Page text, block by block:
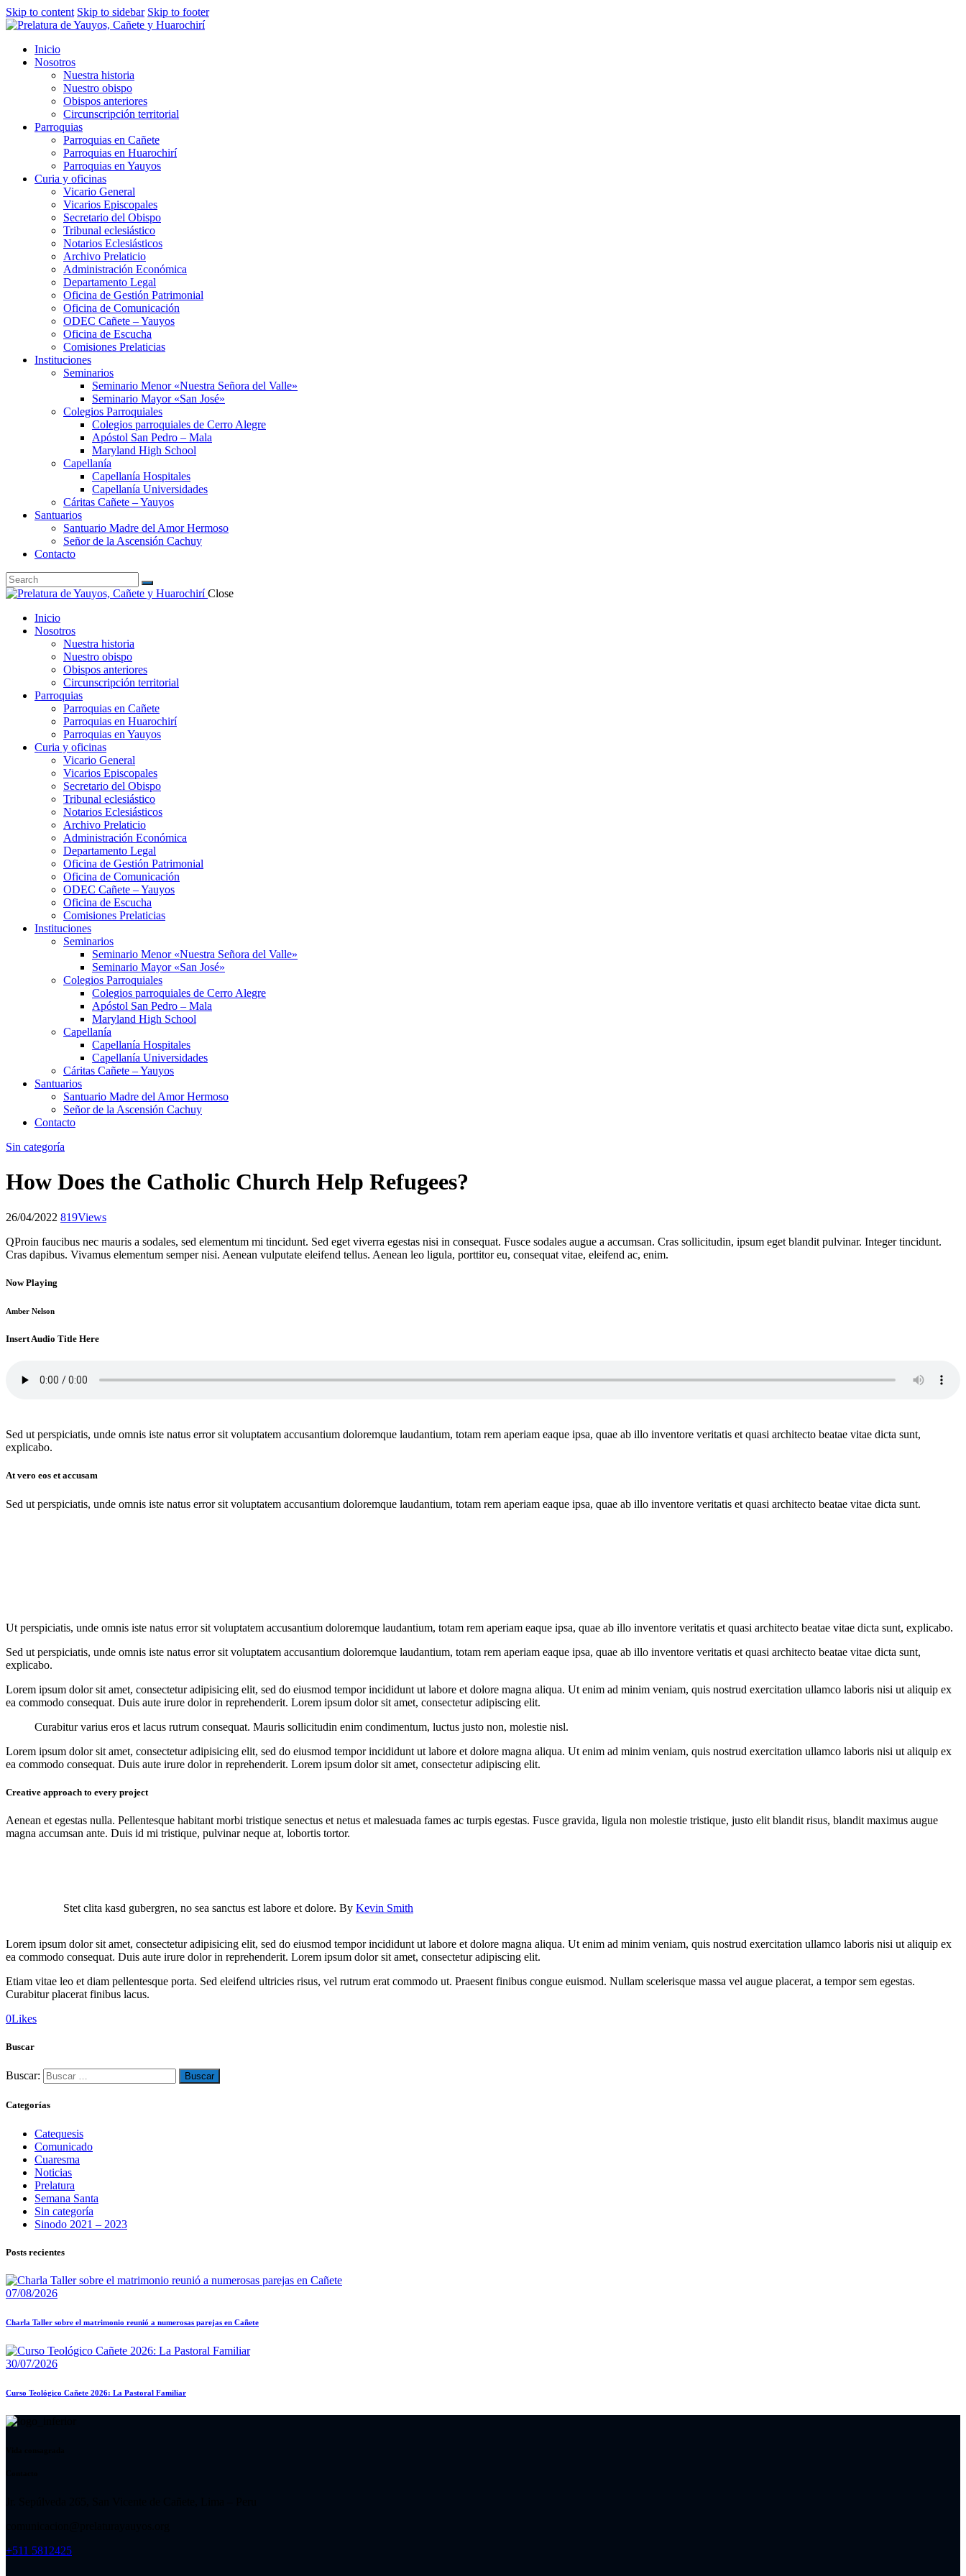
Skip to content Skip to sidebar Skip to footer
Inicio
Nosotros
Nuestra historia
Nuestro obispo
Obispos anteriores
Circunscripción territorial
Parroquias
Parroquias en Cañete
Parroquias en Huarochirí
Parroquias en Yauyos
Curia y oficinas
Vicario General
Vicarios Episcopales
Secretario del Obispo
Tribunal eclesiástico
Notarios Eclesiásticos
Archivo Prelaticio
Administración Económica
Departamento Legal
Oficina de Gestión Patrimonial
Oficina de Comunicación
ODEC Cañete – Yauyos
Oficina de Escucha
Comisiones Prelaticias
Instituciones
Seminarios
Seminario Menor «Nuestra Señora del Valle»
Seminario Mayor «San José»
Colegios Parroquiales
Colegios parroquiales de Cerro Alegre
Apóstol San Pedro – Mala
Maryland High School
Capellanía
Capellanía Hospitales
Capellanía Universidades
Cáritas Cañete – Yauyos
Santuarios
Santuario Madre del Amor Hermoso
Señor de la Ascensión Cachuy
Contacto
Close
Inicio
Nosotros
Nuestra historia
Nuestro obispo
Obispos anteriores
Circunscripción territorial
Parroquias
Parroquias en Cañete
Parroquias en Huarochirí
Parroquias en Yauyos
Curia y oficinas
Vicario General
Vicarios Episcopales
Secretario del Obispo
Tribunal eclesiástico
Notarios Eclesiásticos
Archivo Prelaticio
Administración Económica
Departamento Legal
Oficina de Gestión Patrimonial
Oficina de Comunicación
ODEC Cañete – Yauyos
Oficina de Escucha
Comisiones Prelaticias
Instituciones
Seminarios
Seminario Menor «Nuestra Señora del Valle»
Seminario Mayor «San José»
Colegios Parroquiales
Colegios parroquiales de Cerro Alegre
Apóstol San Pedro – Mala
Maryland High School
Capellanía
Capellanía Hospitales
Capellanía Universidades
Cáritas Cañete – Yauyos
Santuarios
Santuario Madre del Amor Hermoso
Señor de la Ascensión Cachuy
Contacto
Sin categoría
How Does the Catholic Church Help Refugees?
26/04/2022 819Views
QProin faucibus nec mauris a sodales, sed elementum mi tincidunt. Sed eget viverra egestas nisi in consequat. Fusce sodales augue a accumsan. Cras sollicitudin, ipsum eget blandit pulvinar. Integer tincidunt.
Cras dapibus. Vivamus elementum semper nisi. Aenean vulputate eleifend tellus. Aenean leo ligula, porttitor eu, consequat vitae, eleifend ac, enim.
Now Playing
Amber Nelson
Insert Audio Title Here
Sed ut perspiciatis, unde omnis iste natus error sit voluptatem accusantium doloremque laudantium, totam rem aperiam eaque ipsa, quae ab illo inventore veritatis et quasi architecto beatae vitae dicta sunt,
explicabo.
At vero eos et accusam
Sed ut perspiciatis, unde omnis iste natus error sit voluptatem accusantium doloremque laudantium, totam rem aperiam eaque ipsa, quae ab illo inventore veritatis et quasi architecto beatae vitae dicta sunt.
Ut perspiciatis, unde omnis iste natus error sit voluptatem accusantium doloremque laudantium, totam rem aperiam eaque ipsa, quae ab illo inventore veritatis et quasi architecto beatae vitae dicta sunt, explicabo.
Sed ut perspiciatis, unde omnis iste natus error sit voluptatem accusantium doloremque laudantium, totam rem aperiam eaque ipsa, quae ab illo inventore veritatis et quasi architecto beatae vitae dicta sunt,
explicabo.
Lorem ipsum dolor sit amet, consectetur adipisicing elit, sed do eiusmod tempor incididunt ut labore et dolore magna aliqua. Ut enim ad minim veniam, quis nostrud exercitation ullamco laboris nisi ut aliquip ex
ea commodo consequat. Duis aute irure dolor in reprehenderit. Lorem ipsum dolor sit amet, consectetur adipiscing elit.
Curabitur varius eros et lacus rutrum consequat. Mauris sollicitudin enim condimentum, luctus justo non, molestie nisl.
Lorem ipsum dolor sit amet, consectetur adipisicing elit, sed do eiusmod tempor incididunt ut labore et dolore magna aliqua. Ut enim ad minim veniam, quis nostrud exercitation ullamco laboris nisi ut aliquip ex
ea commodo consequat. Duis aute irure dolor in reprehenderit. Lorem ipsum dolor sit amet, consectetur adipiscing elit.
Creative approach to every project
Aenean et egestas nulla. Pellentesque habitant morbi tristique senectus et netus et malesuada fames ac turpis egestas. Fusce gravida, ligula non molestie tristique, justo elit blandit risus, blandit maximus augue
magna accumsan ante. Duis id mi tristique, pulvinar neque at, lobortis tortor.
Stet clita kasd gubergren, no sea sanctus est labore et dolore. By Kevin Smith
Lorem ipsum dolor sit amet, consectetur adipisicing elit, sed do eiusmod tempor incididunt ut labore et dolore magna aliqua. Ut enim ad minim veniam, quis nostrud exercitation ullamco laboris nisi ut aliquip ex
ea commodo consequat. Duis aute irure dolor in reprehenderit. Lorem ipsum dolor sit amet, consectetur adipiscing elit.
Etiam vitae leo et diam pellentesque porta. Sed eleifend ultricies risus, vel rutrum erat commodo ut. Praesent finibus congue euismod. Nullam scelerisque massa vel augue placerat, a tempor sem egestas.
Curabitur placerat finibus lacus.
0Likes
Buscar
Buscar:
Categorías
Catequesis
Comunicado
Cuaresma
Noticias
Prelatura
Semana Santa
Sin categoría
Sinodo 2021 – 2023
Posts recientes
07/08/2026
Charla Taller sobre el matrimonio reunió a numerosas parejas en Cañete
30/07/2026
Curso Teológico Cañete 2026: La Pastoral Familiar
+511 5812425